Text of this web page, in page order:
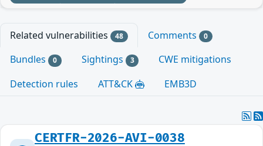
Related vulnerabilities 48 Comments 0
Bundles 0 Sightings 3
CWE mitigations
Detection rules
ATT&CK EMB3D
CERTFR-2026-AVI-0038